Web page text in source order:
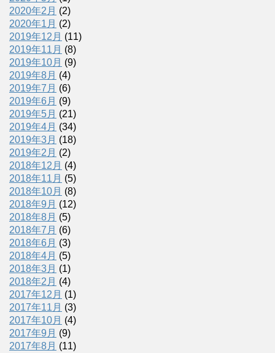
2020年2月 (2)
2020年1月 (2)
2019年12月 (11)
2019年11月 (8)
2019年10月 (9)
2019年8月 (4)
2019年7月 (6)
2019年6月 (9)
2019年5月 (21)
2019年4月 (34)
2019年3月 (18)
2019年2月 (2)
2018年12月 (4)
2018年11月 (5)
2018年10月 (8)
2018年9月 (12)
2018年8月 (5)
2018年7月 (6)
2018年6月 (3)
2018年4月 (5)
2018年3月 (1)
2018年2月 (4)
2017年12月 (1)
2017年11月 (3)
2017年10月 (4)
2017年9月 (9)
2017年8月 (11)